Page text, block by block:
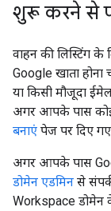
शुरू करने से
वाहन की लिस्टिंग
Google खाता
या किसी मौजूदा
अगर आपके पास कोई
बनाएं पेज पर दिए गए
अगर आपके पास
डोमेन एडमिन से
Workspace डोमेन